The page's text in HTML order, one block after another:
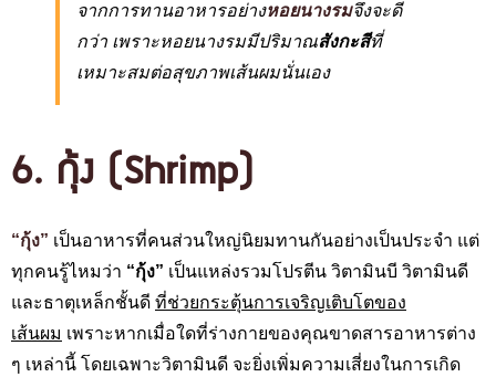
จากการทานอาหารอย่างหอยนางรมจึงจะดี
กว่า เพราะหอยนางรมมีปริมาณสังกะสีที่
เหมาะสมต่อสุขภาพเส้นผมนั่นเอง
6. กุ้ง (Shrimp)
“กุ้ง” เป็นอาหารที่คนส่วนใหญ่นิยมทานกันอย่างเป็นประจำ แต่
ทุกคนรู้ไหมว่า “กุ้ง” เป็นแหล่งรวมโปรตีน วิตามินบี วิตามินดี
และธาตุเหล็กชั้นดี ที่ช่วยกระตุ้นการเจริญเติบโตของ
เส้นผม เพราะหากเมื่อใดที่ร่างกายของคุณขาดสารอาหารต่าง
ๆ เหล่านี้ โดยเฉพาะวิตามินดี จะยิ่งเพิ่มความเสี่ยงในการเกิด